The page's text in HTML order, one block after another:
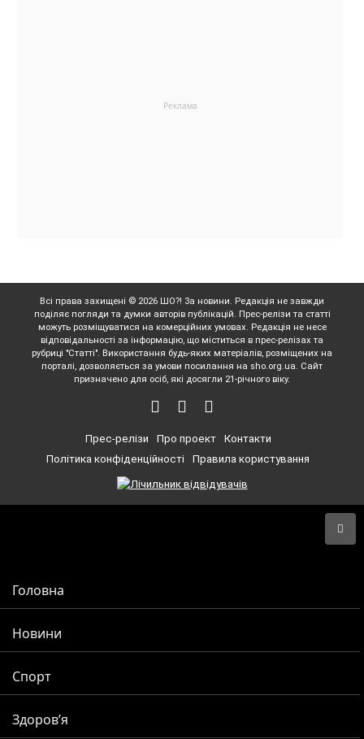
Всі права захищені © 2026 ШО?! За новини. Редакція не завжди
поділяє погляди та думки авторів публікацій. Прес-релізи та статті
можуть розміщуватися на комерційних умовах. Редакція не несе
відповідальності за інформацію, що міститься в прес-релізах та
рубриці "Статті". Використання будь-яких матеріалів, розміщених на
порталі, дозволяється за умови посилання на sho.org.ua. Сайт
призначено для осіб, які досягли 21-річного віку.
Прес-релізи Про проект
Контакти
Політика конфіденційності
Правила користування
Головна
Новини
Спорт
Здоров’я